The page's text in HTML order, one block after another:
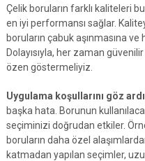
Çelik boruların farklı kaliteleri
en iyi performansı sağlar.
boruların çabuk aşınmasına
Dolayısıyla, her zaman
özen göstermeliyiz.
Uygulama koşullarını göz
başka hata. Borunun
seçiminizi doğrudan etkiler.
boruların daha özel
katmadan yapılan seçimler,